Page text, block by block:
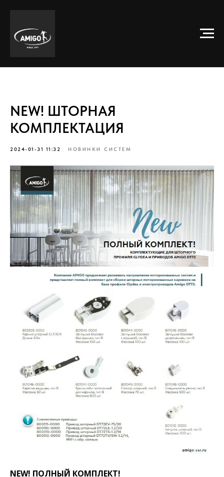
NEW! ШТОРНАЯ
КОМПЛЕКТАЦИЯ
2024-01-31 11:32 НОВИНКИ СИСТЕМ
NEW! ПОЛНЫЙ КОМПЛЕКТ!